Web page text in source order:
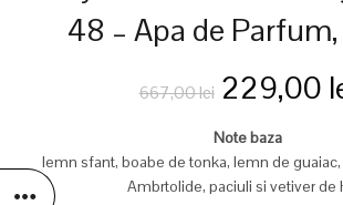
48 – Apa de
667,00lei Prețul
inițial
a
229,00
Note baza
lemn sfant, boabe de tonka, lemn de
Ambrtolide, paciuli si vetiver de